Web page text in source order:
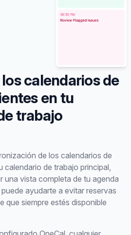
calendarios de
en tu
trabajo
de los calendarios de
calendario de trabajo principal,
una vista completa de tu agenda
ayudarte a evitar reservas
que siempre estés disponible